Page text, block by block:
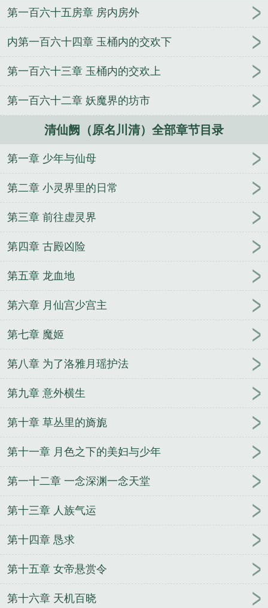
裆 清仙醉38度多少钱一瓶
清仙阙原名川清裤裆有刀
仙阁文化创意有限公司 清仙阙原名川清最新章
清仙
动物
清仙是啥 清仙是什么仙家
第一百六十五房章 房内房外
内第一百六十四章 玉桶内的交欢下
第一百六十三章 玉桶内的交欢上
第一百六十二章 妖魔界的坊市
清仙阙（原名川清）全部章节目录
第一章 少年与仙母
第二章 小灵界里的日常
第三章 前往虚灵界
第四章 古殿凶险
第五章 龙血地
第六章 月仙宫少宫主
第七章 魔姬
第八章 为了洛雅月瑶护法
第九章 意外横生
第十章 草丛里的旖旎
第十一章 月色之下的美妇与少年
第一十二章 一念深渊一念天堂
第十三章 人族气运
第十四章 恳求
第十五章 女帝悬赏令
第十六章 天机百晓